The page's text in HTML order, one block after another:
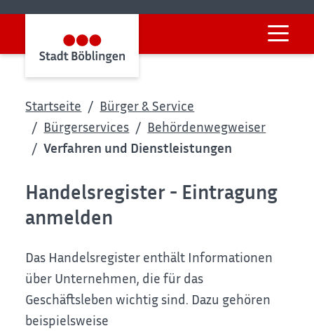
Startseite
Bürger & Service
Bürgerservices
Behördenwegweiser
Verfahren und Dienstleistungen
Handelsregister - Eintragung
anmelden
Das Handelsregister enthält Informationen
über Unternehmen, die für das
Geschäftsleben wichtig sind. Dazu gehören
beispielsweise